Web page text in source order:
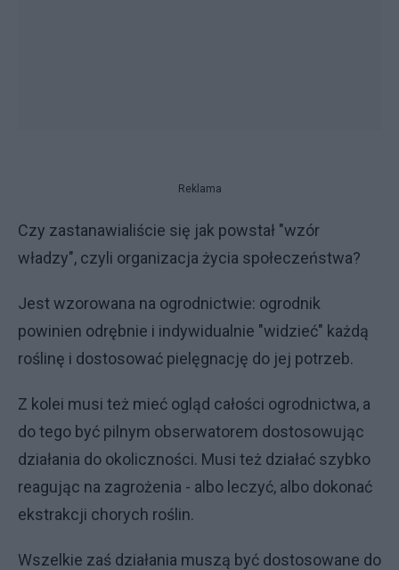
Reklama
Czy zastanawialiście się jak powstał "wzór
władzy", czyli organizacja życia społeczeństwa?
Jest wzorowana na ogrodnictwie: ogrodnik
powinien odrębnie i indywidualnie "widzieć" każdą
roślinę i dostosować pielęgnację do jej potrzeb.
Z kolei musi też mieć ogląd całości ogrodnictwa, a
do tego być pilnym obserwatorem dostosowując
działania do okoliczności. Musi też działać szybko
reagując na zagrożenia - albo leczyć, albo dokonać
ekstrakcji chorych roślin.
Wszelkie zaś działania muszą być dostosowane do